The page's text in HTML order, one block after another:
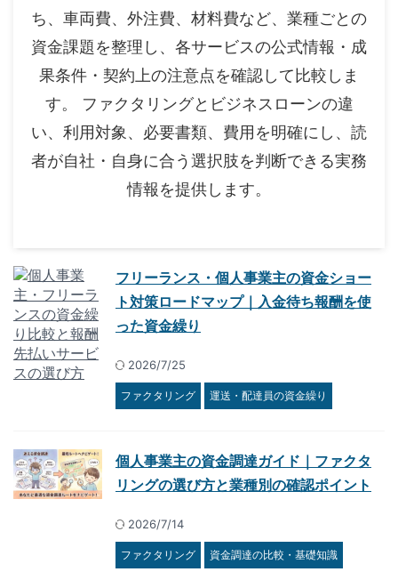
ち、車両費、外注費、材料費など、業種ごとの
資金課題を整理し、各サービスの公式情報・成
果条件・契約上の注意点を確認して比較しま
す。 ファクタリングとビジネスローンの違
い、利用対象、必要書類、費用を明確にし、読
者が自社・自身に合う選択肢を判断できる実務
情報を提供します。
フリーランス・個人事業主の資金ショー
ト対策ロードマップ｜入金待ち報酬を使
った資金繰り
2026/7/25
ファクタリング 運送・配達員の資金繰り
個人事業主の資金調達ガイド｜ファクタ
リングの選び方と業種別の確認ポイント
2026/7/14
ファクタリング 資金調達の比較・基礎知識